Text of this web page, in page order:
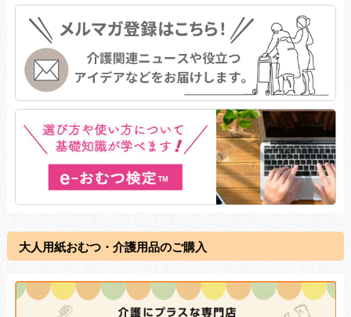
大人用紙おむつ・介護用品のご購入